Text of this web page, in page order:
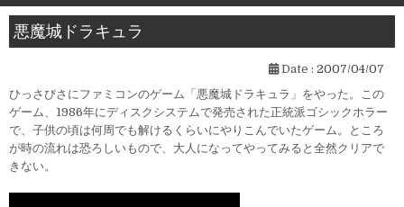
悪魔城ドラキュラ
Date : 2007/04/07
ひっさびさにファミコンのゲーム「悪魔城ドラキュラ」をやった。この
ゲーム、1986年にディスクシステムで発売された正統派ゴシックホラー
で、子供の頃は何周でも解けるくらいにやりこんでいたゲーム。ところ
が時の流れは恐ろしいもので、大人になってやってみると全然クリアで
きない。